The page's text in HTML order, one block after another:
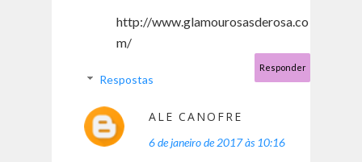
http://www.glamourosasderosa.co
m/
Responder
Respostas
ALE CANOFRE
6 de janeiro de 2017 às 10:16